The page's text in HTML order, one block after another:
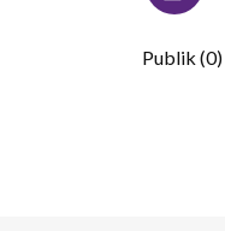
Publik (0)